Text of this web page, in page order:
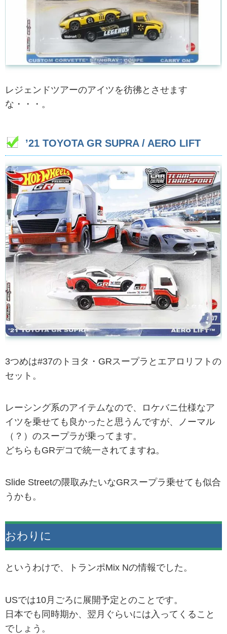
レジェンドツアーのアイツを彷彿とさせます
な・・・。
’21 TOYOTA GR SUPRA / AERO LIFT
3つめは#37のトヨタ・GRスープラとエアロリフトの
セット。
レーシング系のアイテムなので、ロケバニ仕様なア
イツを乗せても良かったと思うんですが、ノーマル
（？）のスープラが乗ってます。
どちらもGRデコで統一されてますね。
Slide Streetの隈取みたいなGRスープラ乗せても似合
うかも。
おわりに
というわけで、トランポMix Nの情報でした。
USでは10月ごろに展開予定とのことです。
日本でも同時期か、翌月ぐらいには入ってくること
でしょう。